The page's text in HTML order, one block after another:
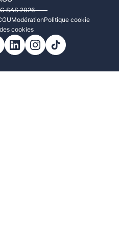
SAS 2026
ModérationPolitique cookie
cookies